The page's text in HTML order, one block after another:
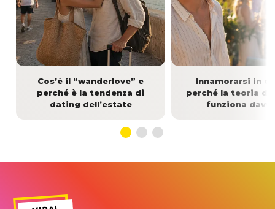
Cos’è il “wanderlove” e
perché è la tendenza di
dating dell’estate
Innamorarsi in
perché la teoria di
funziona